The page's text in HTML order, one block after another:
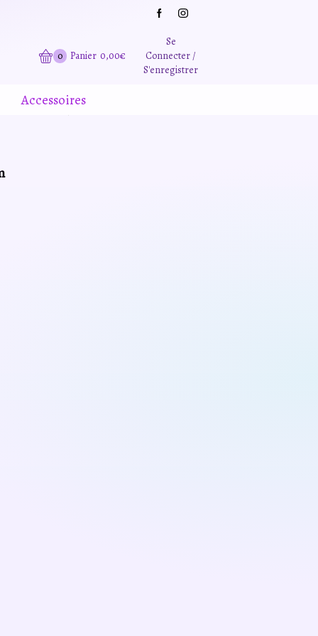
0 Panier 0,00€
Se
Connecter /
S'enregistrer
Accessoires